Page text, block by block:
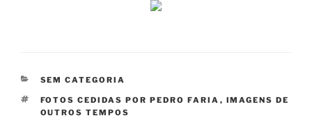
CATEGORIAS
SEM CATEGORIA
ETIQUETAS
FOTOS CEDIDAS POR PEDRO FARIA , IMAGENS DE
OUTROS TEMPOS